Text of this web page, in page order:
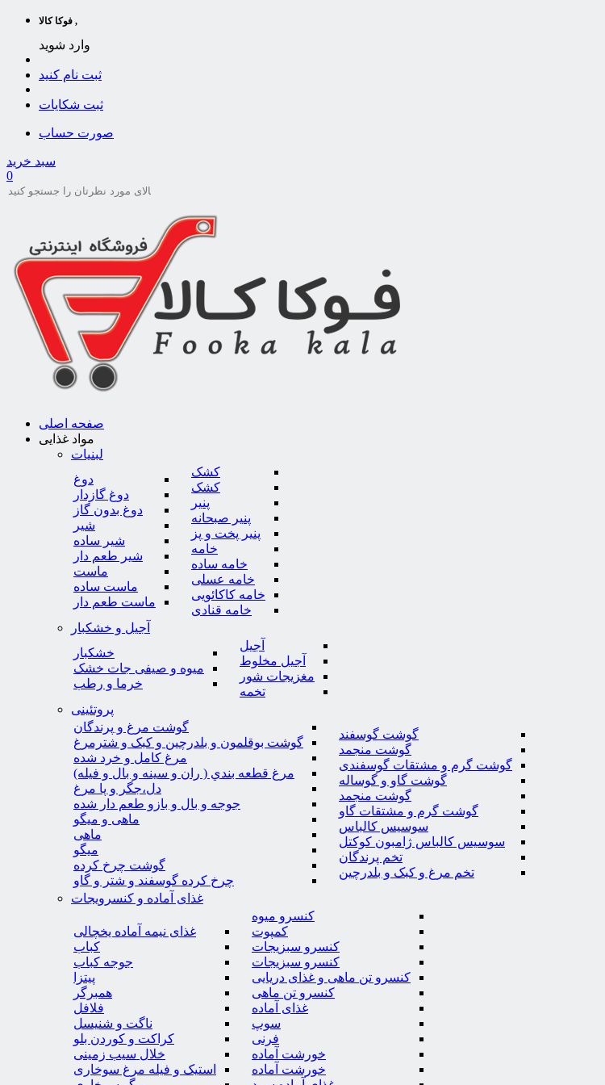
فوکا کالا ,
وارد شوید
ثبت نام کنید
ثبت شکایات
صورت حساب
سبد خرید
0
صفحه اصلی
مواد غذایی
لبنیات
کشک
کشک
پنیر
پنیر صبحانه
پنیر پخت و پز
خامه
خامه ساده
خامه عسلی
خامه کاکائویی
خامه قنادی
دوغ
دوغ گازدار
دوغ بدون گاز
شیر
شیر ساده
شیر طعم دار
ماست
ماست ساده
ماست طعم دار
آجیل و خشکبار
آجیل
آجیل مخلوط
مغزیجات شور
تخمه
خشکبار
میوه و صیفی جات خشک
خرما و رطب
پروتئینی
گوشت گوسفند
گوشت منجمد
گوشت گرم و مشتقات گوسفندی
گوشت گاو و گوساله
گوشت منجمد
گوشت گرم و مشتقات گاو
سوسیس کالباس
سوسیس کالباس ژامبون کوکتل
تخم پرندگان
تخم مرغ و کبک و بلدرچین
گوشت مرغ و پرندگان
گوشت بوقلمون و بلدرچین و کبک و شترمرغ
مرغ کامل و خرد شده
مرغ قطعه بندي ( ران و سينه و بال و فيله)
دل،جگر و پا مرغ
جوجه و بال و بازو طعم دار شده
ماهی و میگو
ماهی
میگو
گوشت چرخ کرده
چرخ کرده گوسفند و شتر و گاو
غذای آماده و کنسرویجات
کنسرو میوه
کمپوت
کنسرو سبزیجات
کنسرو سبزیجات
کنسرو تن ماهی و غذای دریایی
کنسرو تن ماهی
غذای آماده
سوپ
فرنی
خورشت آماده
خورشت آماده
غذای نیمه آماده یخچالی
کباب
جوجه کباب
پیتزا
همبرگر
فلافل
ناگت و شنیسل
کراکت و کوردن بلو
خلال سیب زمینی
استیک و فیله مرغ سوخاری